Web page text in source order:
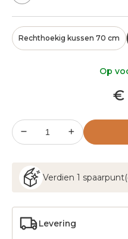
Rechthoekig kussen 70 cm
€
Verdien 1
Levering